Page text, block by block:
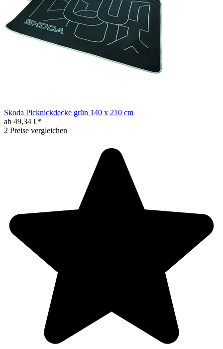
Skoda Picknickdecke grün 140 x 210 cm
ab 49,34 €*
2 Preise vergleichen